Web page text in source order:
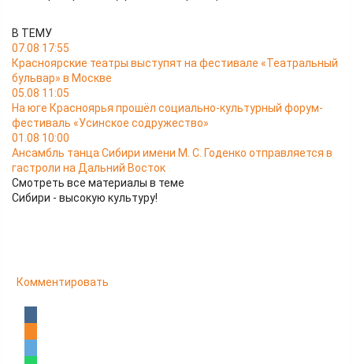
В ТЕМУ
07.08 17:55
Красноярские театры выступят на фестивале «Театральный
бульвар» в Москве
05.08 11:05
На юге Красноярья прошёл социально-культурный форум-
фестиваль «Усинское содружество»
01.08 10:00
Ансамбль танца Сибири имени М. С. Годенко отправляется в
гастроли на Дальний Восток
Смотреть все материалы в теме
Сибири - высокую культуру!
Комментировать